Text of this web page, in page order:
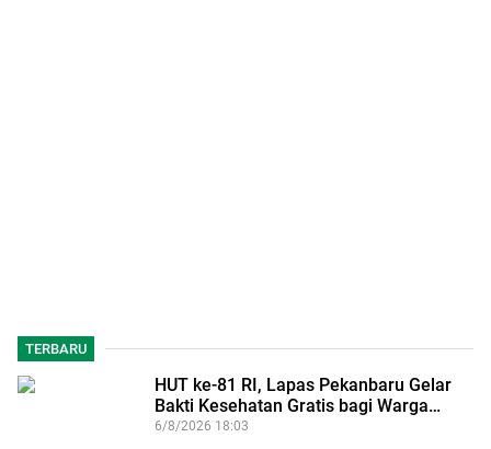
TERBARU
HUT ke-81 RI, Lapas Pekanbaru Gelar
Bakti Kesehatan Gratis bagi Warga…
6/8/2026 18:03